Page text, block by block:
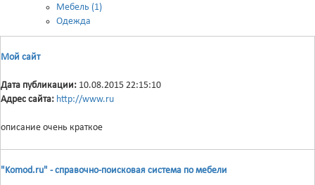
Мебель (1)
Одежда
Мой сайт
Дата публикации: 10.08.2015 22:15:10
Адрес сайта: http://www.ru
описание очень краткое
"Komod.ru" - справочно-поисковая система по мебели